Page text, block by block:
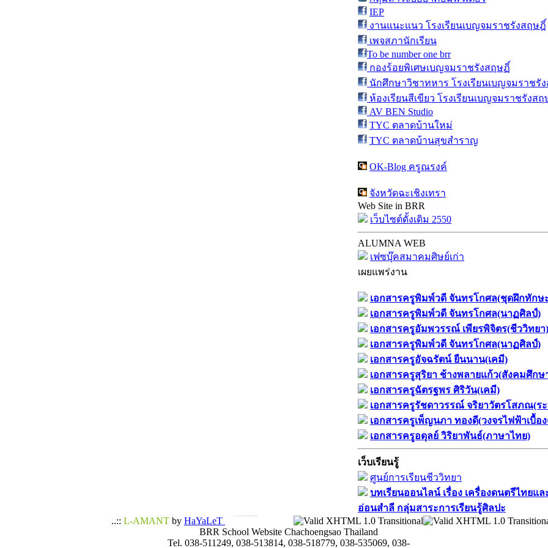
IEP
งานแนะแนว โรงเรียนเบญจมราชรังสฤษฎิ์
เพจสภานักเรียน
To be number one brr
กองร้อยพิเศษเบญจมราชรังสฤษฏิ์
นักศึกษาวิชาทหาร โรงเรียนเบญจมราชรั
ห้องเรียนสีเขียว โรงเรียนเบญจมราชรังสฤ
AV BEN Studio
TYC ตลาดบ้านใหม่
TYC ตลาดบ้านสุขสำราญ
OK-Blog ครูณรงค์
จังหวัดฉะเชิงเทรา
Web Site in BRR
เว็บไซต์ดั้งเดิม 2550
ALUMNA WEB
เฟซบุ๊คสมาคมศิษย์เก่า
เผยแพร่งาน
เอกสารครูพิมพ์วดี จันทรโกศล(ชุดฝึกทักษ
เอกสารครูพิมพ์วดี จันทรโกศล(นาฏศิลป์)
เอกสารครูอัมพวรรณ์ เพียรพิจิตร(ชีววิทยา)
เอกสารครูพิมพ์วดี จันทรโกศล(นาฏศิลป์)
เอกสารครูอัจฉรัตน์ ยืนนาน(เคมี)
เอกสารครูสุริยา ช้างพลายแก้ว(สังคมศึกษ
เอกสารครูฉัตรฐพร ศิริวัน(เคมี)
เอกสารครูรัชดาวรรณ์ จริยาวัตรโสภณ(ร
เอกสารครูเพ็ญนภา ทองดี(วงจรไฟฟ้าเบื้อ
เอกสารครูอดุลย์ วิริยาพันธ์(ภาษาไทย)
เว็บเรียนรู้
ศูนย์การเรียนชีววิทยา
บทเรียนออนไลน์​ เรื่อง​ เครื่องดนตรีไทย
อ่อนสำลี​ กลุ่มสาระการเรียนรู้ศิลปะ
..:: L-AMANT by HaYaLeT
BRR School Website Chachoengsao Thailand
Tel. 038-511249, 038-513814, 038-518779, 038-535069, 038-